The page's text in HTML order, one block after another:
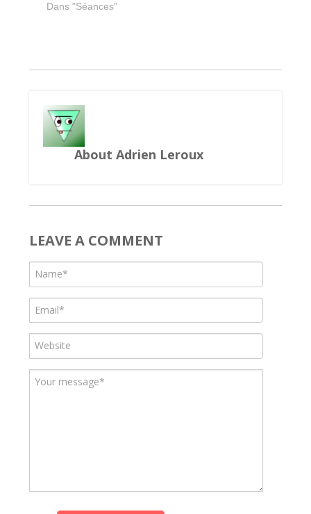
Dans "Séances"
About Adrien Leroux
LEAVE A COMMENT